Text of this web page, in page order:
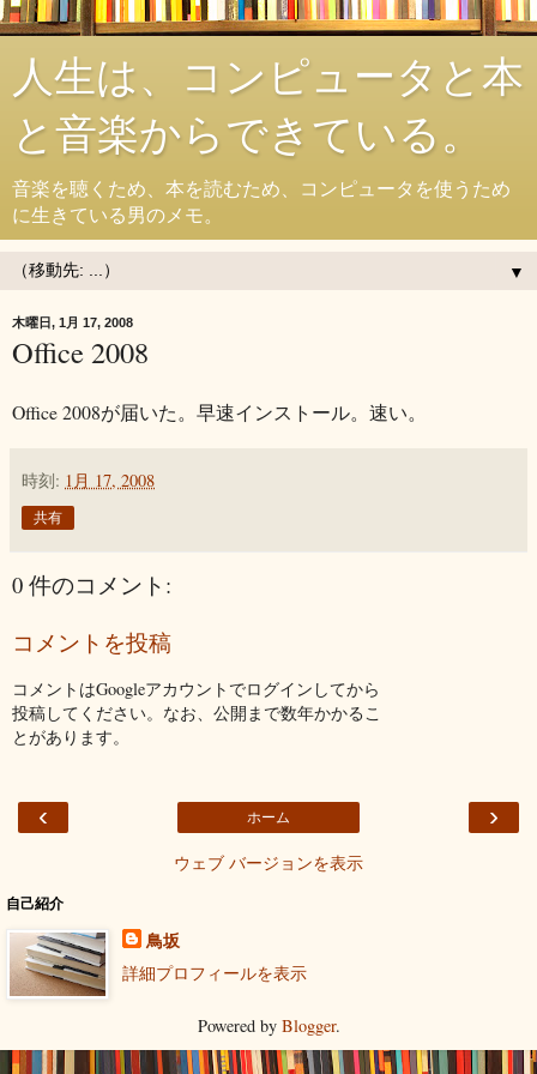
人生は、コンピュータと本
と音楽からできている。
音楽を聴くため、本を読むため、コンピュータを使うため
に生きている男のメモ。
▼
木曜日, 1月 17, 2008
Office 2008
Office 2008が届いた。早速インストール。速い。
時刻: 1月 17, 2008
共有
0 件のコメント:
コメントを投稿
コメントはGoogleアカウントでログインしてから
投稿してください。なお、公開まで数年かかるこ
とがあります。
‹ ›
ホーム
ウェブ バージョンを表示
自己紹介
鳥坂
詳細プロフィールを表示
Powered by Blogger.